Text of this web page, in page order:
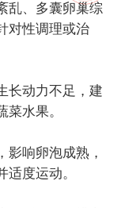
乱、多囊卵巢综
对性调理或治
长动力不足，建
水果。
影响卵泡成熟，
度运动。